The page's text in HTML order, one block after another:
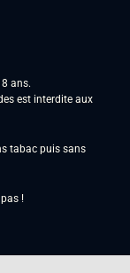
ans.
est interdite aux
tabac puis sans
!